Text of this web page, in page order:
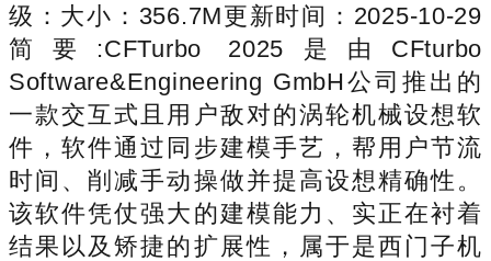
级：大小：356.7M更新时间：2025-10-29
简要:CFTurbo 2025是由CFturbo
Software&Engineering GmbH公司推出的
一款交互式且用户敌对的涡轮机械设想软
件，软件通过同步建模手艺，帮用户节流
时间、削减手动操做并提高设想精确性。
该软件凭仗强大的建模能力、实正在衬着
结果以及矫捷的扩展性，属于是西门子机